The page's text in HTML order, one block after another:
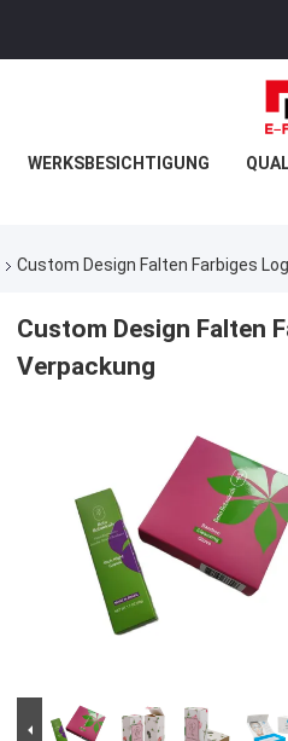
WERKSBESICHTIGUNG
Custom Design Falten Farbiges
Custom Design Falten
Verpackung